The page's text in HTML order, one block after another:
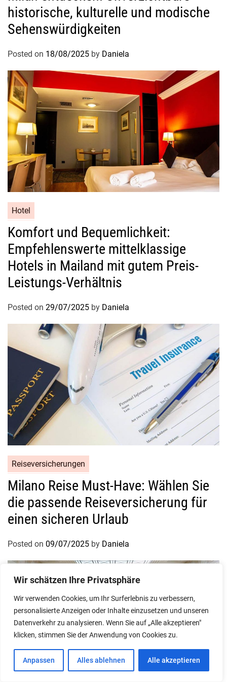
Wir schätzen Ihre Privatsphäre
Wir verwenden Cookies, um Ihr Surferlebnis zu verbessern,
personalisierte Anzeigen oder Inhalte einzusetzen und unseren
Datenverkehr zu analysieren. Wenn Sie auf „Alle akzeptieren"
klicken, stimmen Sie der Anwendung von Cookies zu.
Anpassen Alles ablehnen Alle akzeptieren
historische, kulturelle und modische
Sehenswürdigkeiten
Posted on 18/08/2025 by Daniela
Hotel
Komfort und Bequemlichkeit:
Empfehlenswerte mittelklassige
Hotels in Mailand mit gutem Preis-
Leistungs-Verhältnis
Posted on 29/07/2025 by Daniela
Reiseversicherungen
Milano Reise Must-Have: Wählen Sie
die passende Reiseversicherung für
einen sicheren Urlaub
Posted on 09/07/2025 by Daniela